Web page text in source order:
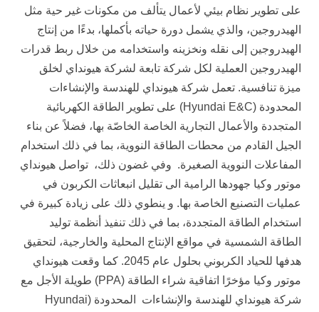
على تطوير نظام بيئي لأعمال يتألف من مكونات غير حية مثل
الهيدروجين، والذي يشمل دورة حياته بأكملها، بدءًا من إنتاج
الهيدروجين إلى نقله ونخزينه واستخدامه من خلال ربط قدرات
الهيدروجين العملية لكل شركة تابعة لشركة هيونداي لخلق
ميزة تنافسية. تعمل شركة هيونداي للهندسة والإنشاءات
المحدودة (Hyundai E&C) على تطوير الطاقة الكهربائية
المتجددة والأعمال التجارية الخاصة الخاصّة بها، فضلاً عن بناء
الجيل القادم من محطات الطاقة النووية، بما في ذلك استخدام
المفاعلات النووية الصغيرة. وفي غضون ذلك، تواصل هيونداي
موتور وكيا جهودها الرامية الى تقليل انبعاثات الكربون في
عمليات التصنيع الخاصة بها. و ينطوي ذلك على زيادة كبيرة في
استخدام الطاقة المتجددة، بما في ذلك تنفيذ أنظمة توليد
الطاقة الشمسية في مواقع الإنتاج المحلية والخارجية، لتحقيق
هدفها للحياد الكربوني بحلول عام 2045. كما وقعت هيونداي
موتور وكيا مؤخرًا اتفاقية شراء الطاقة (PPA) طويلة الأجل مع
شركة هيونداي للهندسة والإنشاءات المحدودة (Hyundai